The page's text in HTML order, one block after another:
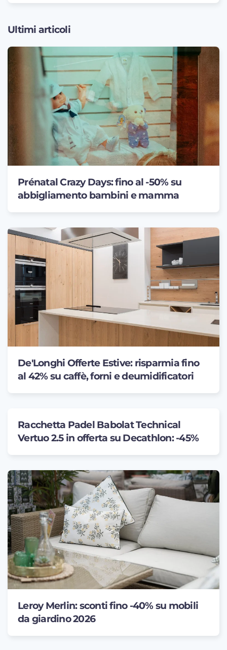
Ultimi articoli
Prénatal Crazy Days: fino al -50% su
abbigliamento bambini e mamma
De'Longhi Offerte Estive: risparmia fino
al 42% su caffè, forni e deumidificatori
Racchetta Padel Babolat Technical
Vertuo 2.5 in offerta su Decathlon: -45%
Leroy Merlin: sconti fino -40% su mobili
da giardino 2026